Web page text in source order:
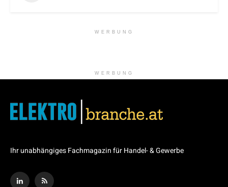
WERBUNG
WERBUNG
Ihr unabhängiges Fachmagazin für Handel- & Gewerbe